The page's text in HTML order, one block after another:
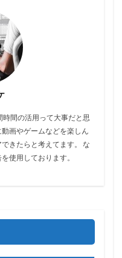
間の活用って大事だと思
画やゲームなどを楽しん
きたらと考えてます。 な
使用しております。